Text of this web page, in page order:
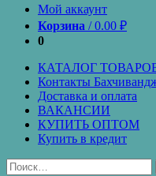
Мой аккаунт
Корзина /0.00 ₽
0
КАТАЛОГ
Контакты
Доставка и оплата
ВАКАНСИИ
КУПИТЬ ОПТОМ
Купить в кредит
Найти: